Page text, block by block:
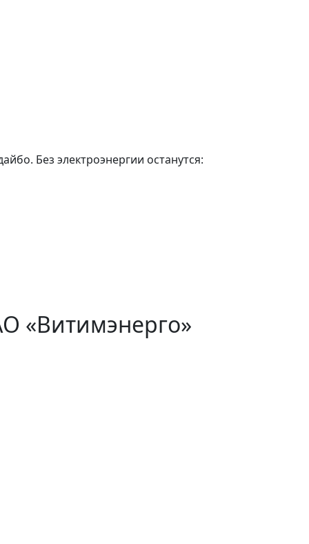
Без электроэнергии останутся:
«Витимэнерго»